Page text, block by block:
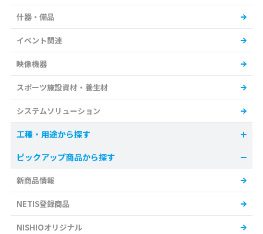
什器・備品
イベント関連
映像機器
スポーツ施設資材・養生材
システムソリューション
工種・用途から探す
ピックアップ商品から探す
新商品情報
NETIS登録商品
NISHIOオリジナル